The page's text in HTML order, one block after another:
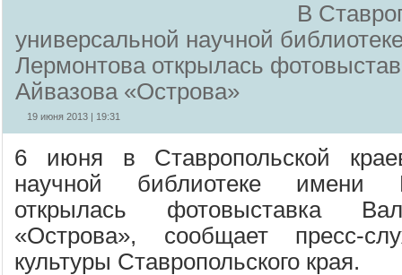
В
универсальной научной
Лермонтова открылась
Айвазова «Острова»
19 июня 2013 | 19:31
6 июня в Ставропольской
научной библиотеке имени
открылась фотовыставка
«Острова», сообщает пресс-
культуры Ставропольского края.